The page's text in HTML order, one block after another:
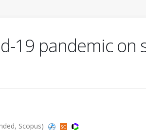
19 pandemic on
Scopus)